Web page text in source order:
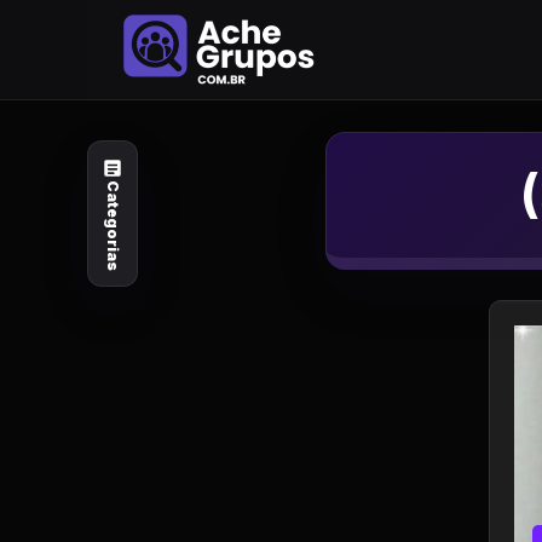
Explore por
assunto
Animais e Natureza
Arte e Design
Categorias